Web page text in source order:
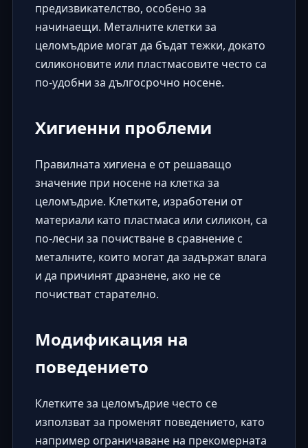
предизвикателство, особено за
начинаещи. Металните клетки за
целомъдрие могат да бъдат тежки, докато
силиконовите или пластмасовите често са
по-удобни за дългосрочно носене.
Хигиенни проблеми
Правилната хигиена е от решаващо
значение при носене на клетка за
целомъдрие. Клетките, изработени от
материали като пластмаса или силикон, са
по-лесни за почистване в сравнение с
металните, които могат да задържат влага
и да причинят дразнене, ако не се
почистват старателно.
Модификация на
поведението
Клетките за целомъдрие често се
използват за променят поведението, като
например ограничаване на прекомерната